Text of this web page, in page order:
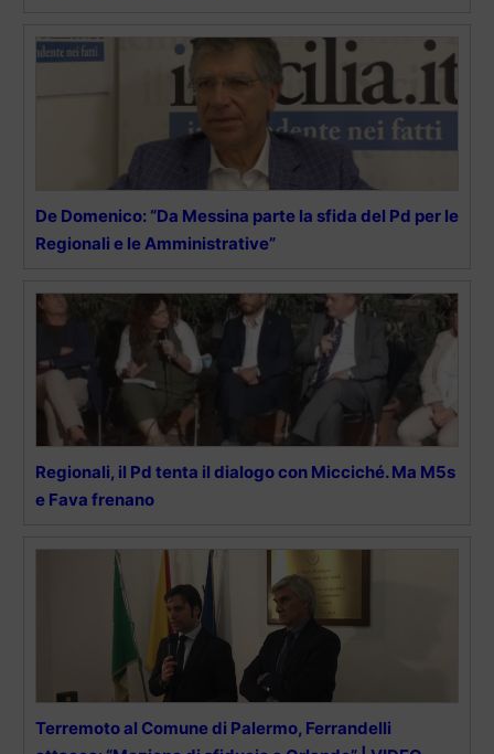
De Domenico: “Da Messina parte la sfida del Pd per le
Regionali e le Amministrative”
Regionali, il Pd tenta il dialogo con Micciché. Ma M5s
e Fava frenano
Terremoto al Comune di Palermo, Ferrandelli